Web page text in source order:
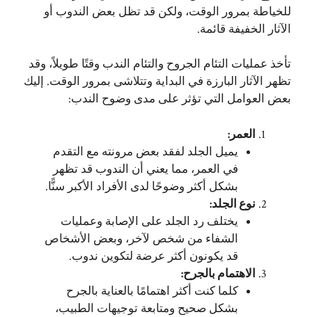
للخياطة بمرور الوقت، ولكن قد تظل بعض الندوب أو
الآثار الخفيفة قائمة.
تأخذ عمليات التئام الجروح والتئام الندب وقتًا طويلاً، وقد
تظهر الآثار البارزة في البداية وتتلاشى بمرور الوقت. إليك
بعض العوامل التي تؤثر على مدى وضوح الندب:
العمر:
يميل الجلد لفقد بعض مرونته مع التقدم
في العمر، مما يعني أن الندوب قد تظهر
بشكل أكثر وضوحًا لدى الأفراد الأكبر سنًّا.
نوع الجلد:
يختلف رد الجلد على الإصابة وعمليات
الشفاء من شخص لآخر، وبعض الأشخاص
قد يكونون أكثر عرضة لتكوين ندوب.
الاهتمام بالجرح:
كلما كنت أكثر اهتمامًا بالعناية بالجرح
بشكل صحيح ومتابعة توجيهات الطبيب،